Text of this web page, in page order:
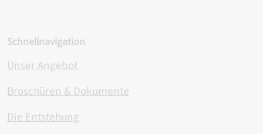
Schnellnavigation
Unser Angebot
Broschüren & Dokumente
Die Entstehung